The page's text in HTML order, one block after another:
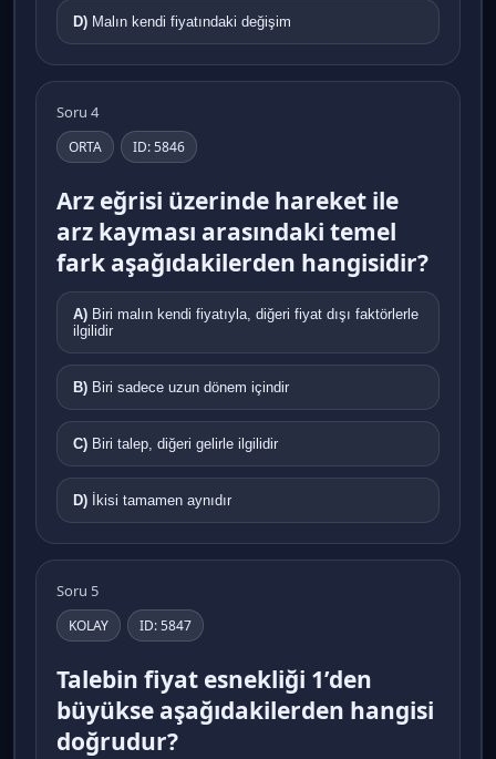
D) Malın kendi fiyatındaki değişim
Soru 4
ORTA ID: 5846
Arz eğrisi üzerinde hareket ile
arz kayması arasındaki temel
fark aşağıdakilerden hangisidir?
A)
ilgilidir
B) Biri sadece uzun dönem içindir
C) Biri talep, diğeri gelirle ilgilidir
D) İkisi tamamen aynıdır
Soru 5
KOLAY ID: 5847
Talebin fiyat esnekliği 1’den
büyükse aşağıdakilerden hangisi
doğrudur?